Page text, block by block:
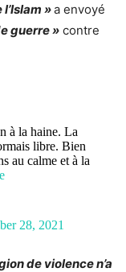
»a envoyé
guerre » contre
à la haine. La
libre. Bien
au calme et à la
28, 2021
de violence n’a